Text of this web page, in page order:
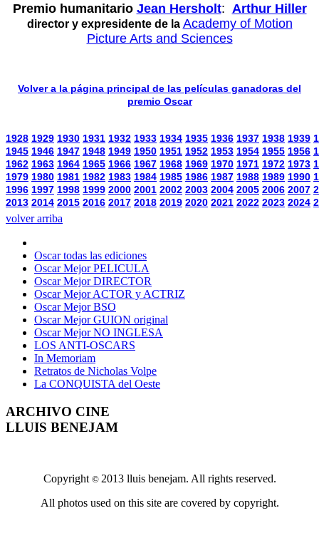
Premio humanitario Jean Hersholt: Arthur Hiller
director y expresidente de la Academy of Motion
Picture Arts and Sciences
Volver a la página principal de las películas ganadoras del
premio Oscar
1928 1929 1930 1931 1932 1933 1934 1935 1936 1937 1938 1939
1945 1946 1947 1948 1949 1950 1951 1952 1953 1954 1955 1956
1962 1963 1964 1965 1966 1967 1968 1969 1970 1971 1972 1973
1979 1980 1981 1982 1983 1984 1985 1986 1987 1988 1989 1990
1996 1997 1998 1999 2000 2001 2002 2003 2004 2005 2006 2007
2013 2014 2015 2016 2017 2018 2019 2020 2021 2022 2023 2024
volver arriba
Oscar todas las ediciones
Oscar Mejor PELICULA
Oscar Mejor DIRECTOR
Oscar Mejor ACTOR y ACTRIZ
Oscar Mejor BSO
Oscar Mejor GUION original
Oscar Mejor NO INGLESA
LOS ANTI-OSCARS
In Memoriam
Retratos de Nicholas Volpe
La CONQUISTA del Oeste
ARCHIVO CINE
LLUIS BENEJAM
Copyright © 2013 lluis benejam. All rights reserved.
All photos used on this site are covered by copyright.